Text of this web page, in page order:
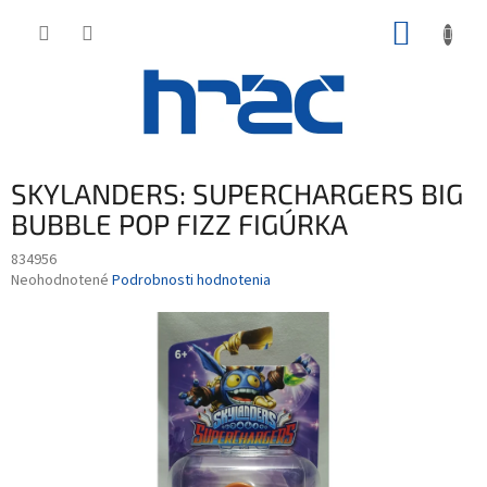
SKYLANDERS: SUPERCHARGERS BIG
BUBBLE POP FIZZ FIGÚRKA
834956
Priemerné
Neohodnotené Podrobnosti hodnotenia